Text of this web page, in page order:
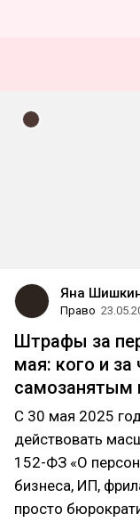
Яна
Право
Штрафы за
мая: кого и
самозанятым
С 30 мая 2025
действовать
152-ФЗ «О
бизнеса, ИП,
просто